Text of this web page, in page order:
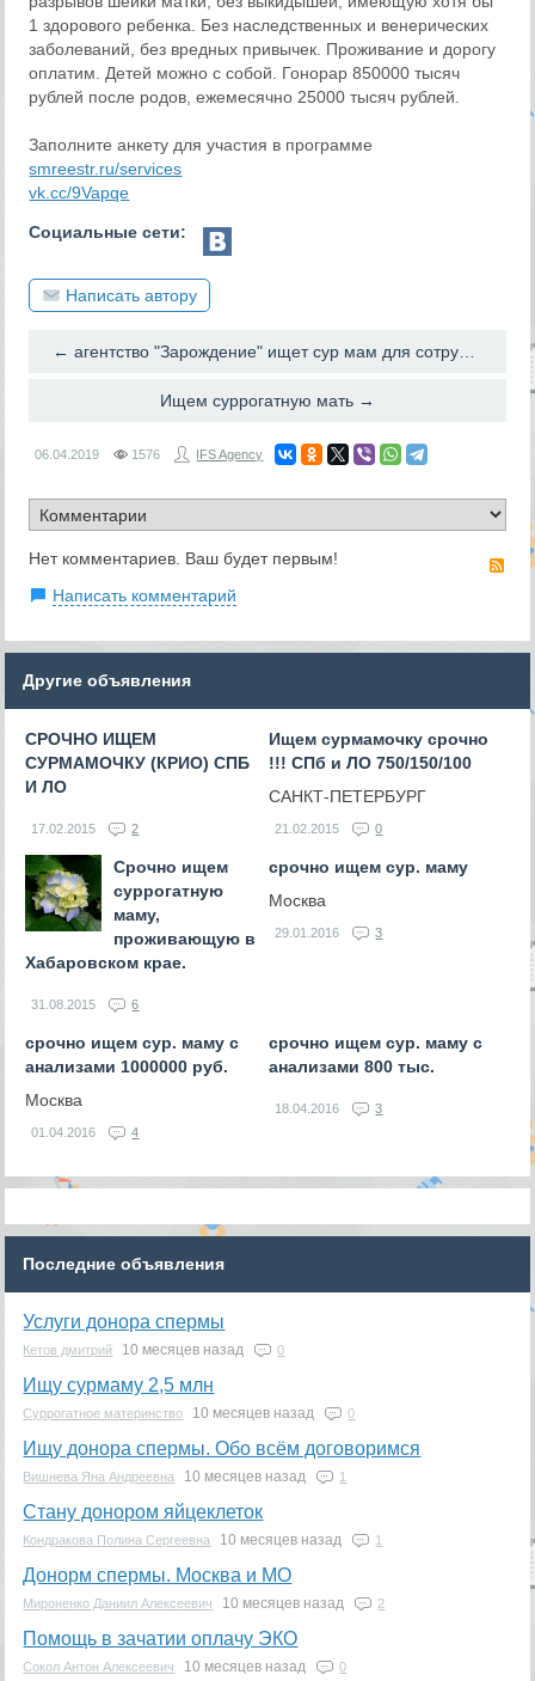
1 здорового ребенка. Без наследственных и венерических
заболеваний, без вредных привычек. Проживание и дорогу
оплатим. Детей можно с собой. Гонорар 850000 тысяч
рублей после родов, ежемесячно 25000 тысяч рублей.
Заполните анкету для участия в программе
smreestr.ru/services
vk.cc/9Vapqe
Социальные сети:
Написать автору
Ищем суррогатную мать →
06.04.2019 1576 IFS Agency
Нет комментариев. Ваш будет первым!
Написать комментарий
Другие объявления
СРОЧНО ИЩЕМ
СУРМАМОЧКУ (КРИО) СПБ
И ЛО
17.02.2015 2
Ищем сурмамочку срочно
!!! СПб и ЛО 750/150/100
САНКТ-ПЕТЕРБУРГ
21.02.2015 0
Срочно ищем
суррогатную
маму,
проживающую в
Хабаровском крае.
31.08.2015 6
срочно ищем сур. маму
Москва
29.01.2016 3
срочно ищем сур. маму с
анализами 1000000 руб.
Москва
01.04.2016 4
срочно ищем сур. маму с
анализами 800 тыс.
18.04.2016 3
Последние объявления
Услуги донора спермы
Кетов дмитрий 10 месяцев назад 0
Ищу сурмаму 2,5 млн
Суррогатное материнство 10 месяцев назад 0
Ищу донора спермы. Обо всём договоримся
Вишнева Яна Андреевна 10 месяцев назад 1
Стану донором яйцеклеток
Кондракова Полина Сергеевна 10 месяцев назад 1
Донорм спермы. Москва и МО
Мироненко Даниил Алексеевич 10 месяцев назад 2
Помощь в зачатии оплачу ЭКО
Сокол Антон Алексеевич 10 месяцев назад 0